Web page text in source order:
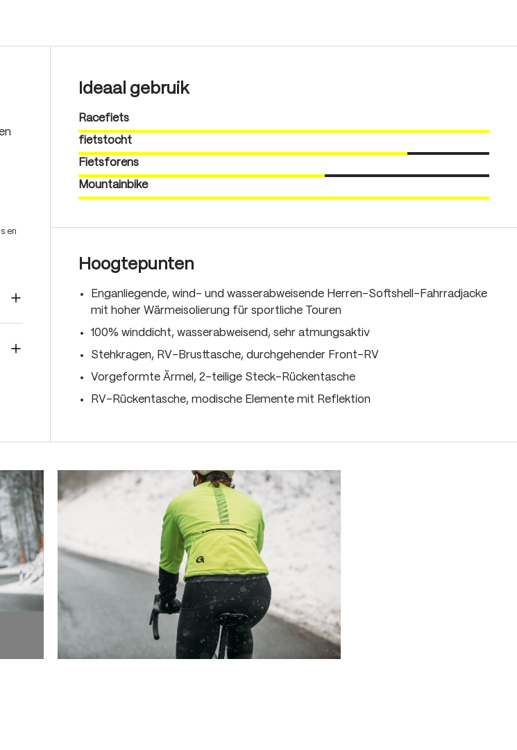
en
Ideaal gebruik
Racefiets
fietstocht
Fietsforens
Mountainbike
Hoogtepunten
Enganliegende, wind- und wasserabweisende Herren-Softshell-Fahrradjacke
mit hoher Wärmeisolierung für sportliche Touren
100% winddicht, wasserabweisend, sehr atmungsaktiv
Stehkragen, RV-Brusttasche, durchgehender Front-RV
Vorgeformte Ärmel, 2-teilige Steck-Rückentasche
RV-Rückentasche, modische Elemente mit Reflektion